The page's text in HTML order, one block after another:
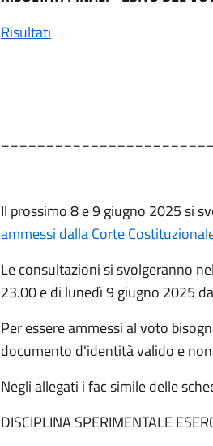
Risultati
Il prossimo 8 e 9 giugno 2025 si
ammessi dalla Corte
Le consultazioni si svolgeranno
23.00 e di lunedì 9 giugno 2025
Per essere ammessi al voto
documento d'identità valido e
Negli allegati i fac simile delle
DISCIPLINA SPERIMENTALE